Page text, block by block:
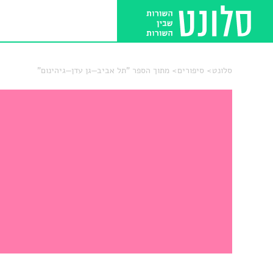
סלונט סיפורים מתוך הספר "תל אביב—גן עדן—גיהינום"